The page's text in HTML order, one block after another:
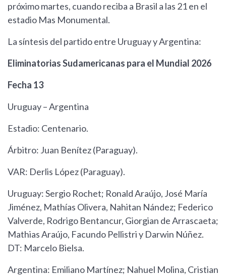
próximo martes, cuando reciba a Brasil a las 21 en el
estadio Mas Monumental.
La síntesis del partido entre Uruguay y Argentina:
Eliminatorias Sudamericanas para el Mundial 2026
Fecha 13
Uruguay – Argentina
Estadio: Centenario.
Árbitro: Juan Benítez (Paraguay).
VAR: Derlis López (Paraguay).
Uruguay: Sergio Rochet; Ronald Araújo, José María
Jiménez, Mathías Olivera, Nahitan Nández; Federico
Valverde, Rodrigo Bentancur, Giorgian de Arrascaeta;
Mathias Araújo, Facundo Pellistri y Darwin Núñez.
DT: Marcelo Bielsa.
Argentina: Emiliano Martínez; Nahuel Molina, Cristian